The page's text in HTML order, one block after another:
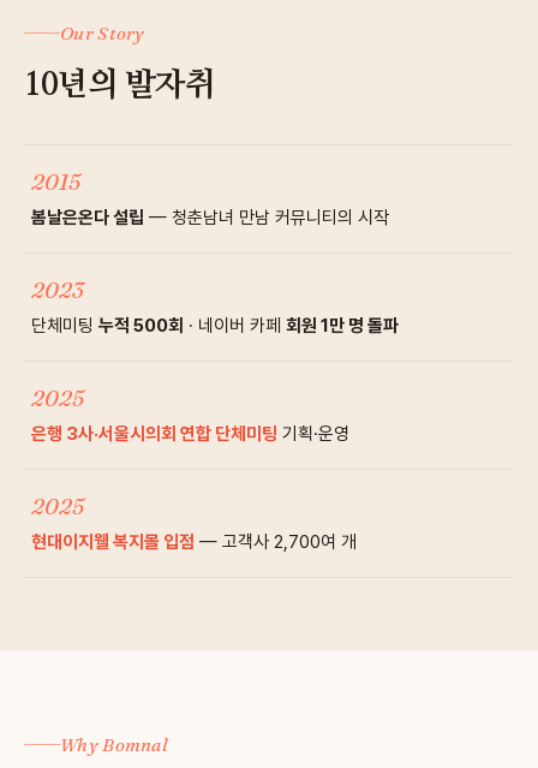
Our Story
10년의 발자취
2015
봄날은온다 설립 — 청춘남녀 만남 커뮤니티의 시작
2023
단체미팅 누적 500회 · 네이버 카페 회원 1만 명 돌파
2025
은행 3사·서울시의회 연합 단체미팅 기획·운영
2025
현대이지웰 복지몰 입점 — 고객사 2,700여 개
Why Bomnal